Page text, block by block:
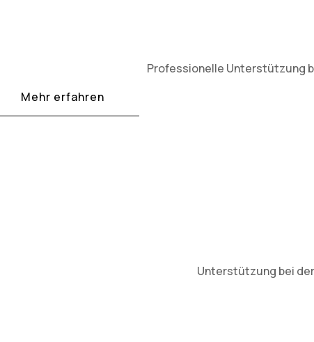
Professionelle Unterstützung
Mehr erfahren
Unterstützung bei